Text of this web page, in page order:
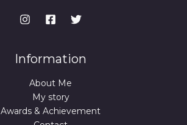
Information
About Me
My story
Awards & Achievement